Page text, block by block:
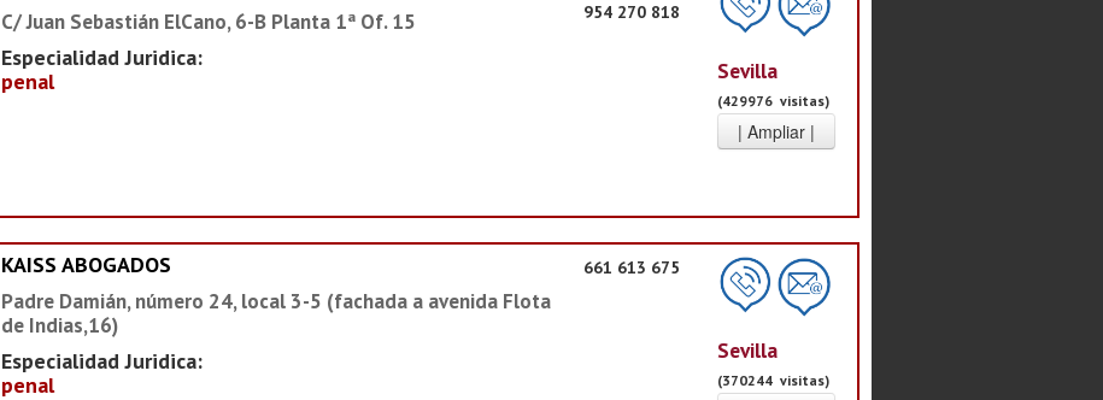
C/ Juan Sebastián ElCano, 6-B Planta 1ª Of. 15
Especialidad Juridica:
penal
954 270 818
Sevilla
(429976 visitas)
KAISS ABOGADOS
Padre Damián, número 24, local 3-5 (fachada a avenida Flota
de Indias,16)
Especialidad Juridica:
penal
661 613 675
Sevilla
(370244 visitas)